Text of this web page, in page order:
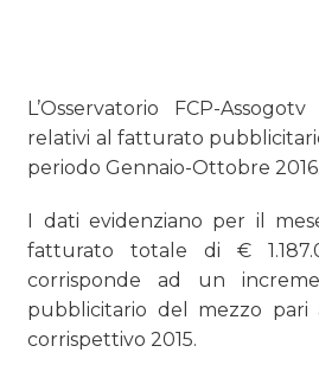
PREVISIONI/SCENARI
NORMATIVE
TREND
CASE HISTORY
OPINIONI
L’Osservatorio FCP-
relativi al fatturato
periodo Gennaio-Ottobre 2016.
I dati evidenziano per il
fatturato totale di €
corrisponde ad un
pubblicitario del mezzo pari
corrispettivo 2015.